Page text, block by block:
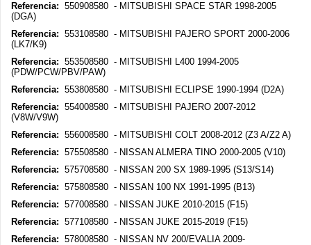
Referencia: 550908580 - MITSUBISHI SPACE STAR 1998-2005
(DGA)
Referencia: 553108580 - MITSUBISHI PAJERO SPORT 2000-2006
(LK7/K9)
Referencia: 553508580 - MITSUBISHI L400 1994-2005
(PDW/PCW/PBV/PAW)
Referencia: 553808580 - MITSUBISHI ECLIPSE 1990-1994 (D2A)
Referencia: 554008580 - MITSUBISHI PAJERO 2007-2012
(V8W/V9W)
Referencia: 556008580 - MITSUBISHI COLT 2008-2012 (Z3 A/Z2 A)
Referencia: 575508580 - NISSAN ALMERA TINO 2000-2005 (V10)
Referencia: 575708580 - NISSAN 200 SX 1989-1995 (S13/S14)
Referencia: 575808580 - NISSAN 100 NX 1991-1995 (B13)
Referencia: 577008580 - NISSAN JUKE 2010-2015 (F15)
Referencia: 577108580 - NISSAN JUKE 2015-2019 (F15)
Referencia: 578008580 - NISSAN NV 200/EVALIA 2009-